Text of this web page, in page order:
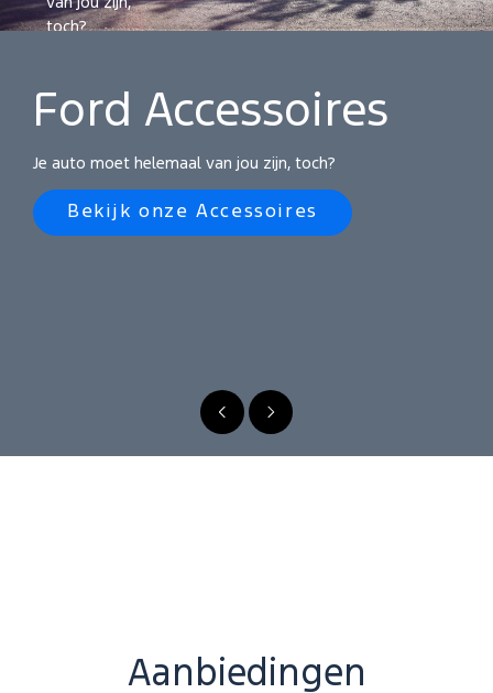
Volgende
Vorige
toch?
Accessoires
Ford Accessoires
Je auto moet helemaal van jou zijn, toch?
Bekijk onze Accessoires
Aanbiedingen